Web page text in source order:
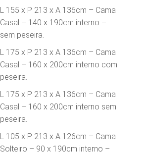
L 155 x P 213 x A 136cm – Cama
Casal – 140 x 190cm interno –
sem peseira.
L 175 x P 213 x A 136cm – Cama
Casal – 160 x 200cm interno com
peseira.
L 175 x P 213 x A 136cm – Cama
Casal – 160 x 200cm interno sem
peseira.
L 105 x P 213 x A 126cm – Cama
Solteiro – 90 x 190cm interno –